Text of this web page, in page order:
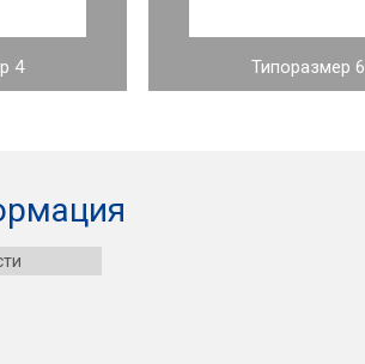
4 Типоразмер 6